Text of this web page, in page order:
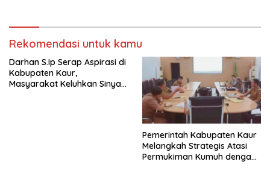
Rekomendasi untuk kamu
Darhan S.Ip Serap Aspirasi di
Kabupaten Kaur,
Masyarakat Keluhkan Sinyal
Pemerintah Kabupaten Kaur
Melangkah Strategis Atasi
Permukiman Kumuh dengan